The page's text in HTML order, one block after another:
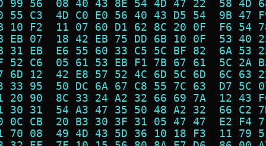
99 56  08 40 43 8E 54 4D 47 22  58
55 C3  4D C0 E0 56 40 43 D5 54  9B
10 F2  11 07 60 D1 62 8C 20 0F  F6
EB 07  18 42 EB 75 DD 6B 10 0F  53
31 EB  E6 55 60 33 C5 5C BF 82  6A
52 C6  05 61 53 EB F1 7B 67 61  5C
6D 12  42 E8 57 52 4C 6D 5C 6D  6C
33 95  50 DC 6A 67 C8 55 7C 63  D7
20 90  8C 33 24 A2 32 66 69 7A  12
30 31  54 A3 47 35 50 48 A2 32  66
0C CB  20 B3 30 3F 31 05 47 47  E2
70 08  49 4D 43 5D 36 10 18 F3  11